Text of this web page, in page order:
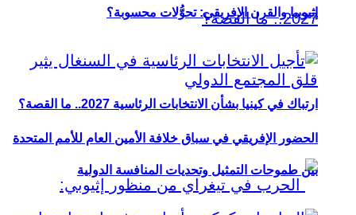
ارتباك في كينيا بشأن الانتخابات الرئاسية 2027.. ما القصة؟
إثيوبيا والقرن الإفريقي: تحوُّلات محسوبة؟
الحضور الإفريقي في سباق خلافة الأمين العام للأمم المتحدة
بين طموحات التمثيل وتحديات المنافسة الدولية